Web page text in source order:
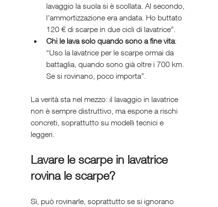
lavaggio la suola si è scollata. Al secondo,
l’ammortizzazione era andata. Ho buttato
120 € di scarpe in due cicli di lavatrice”.
Chi le lava solo quando sono a fine vita:
“Uso la lavatrice per le scarpe ormai da
battaglia, quando sono già oltre i 700 km.
Se si rovinano, poco importa”.
La verità sta nel mezzo: il lavaggio in lavatrice
non è sempre distruttivo, ma espone a rischi
concreti, soprattutto su modelli tecnici e
leggeri.
Lavare le scarpe in lavatrice
rovina le scarpe?
Sì, può rovinarle, soprattutto se si ignorano